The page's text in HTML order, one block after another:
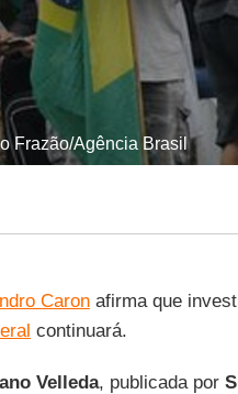
Frazão/Agência Brasil
Caronafirma que
continuará.
Velleda, publicada por